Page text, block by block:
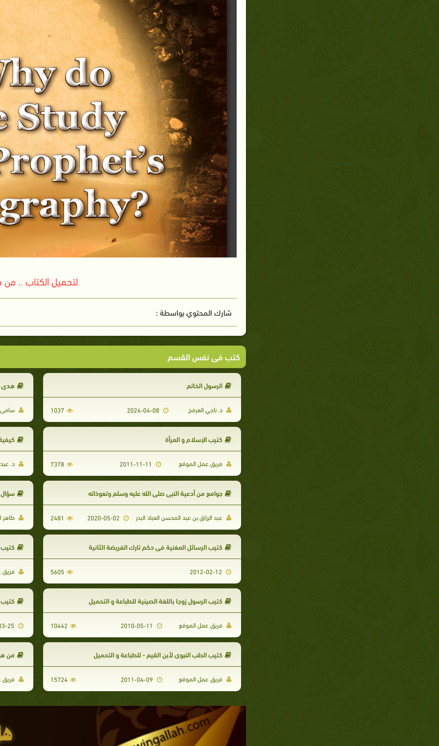
لتحميل الكتاب .. من
شارك المحتوي بواسطة :
كتب فى نفس القسم
الرسول الخاتم
د. ناجي العرفج 2024-04-08
1037
هدى
سامى
كتيب الإسلام و المرأة
فريق عمل الموقع 7378 د.
جوامع من أدعية النبي صلى الله عليه وسلم وتعوذاته
عبد الرزاق بن عبد المحسن العباد البدر 2481
سؤال
طاهر
كتيب الرسائل المغنية في حكم تارك الفريضة الثانية
5605
كتيب
فريق
كتيب الرسول زوجا باللغة الصينية للطباعة و التحميل
فريق عمل الموقع 10442
كتيب
2015-03-25
كتيب الطب النبوي لأبن القيم - للطباعة و التحميل
فريق عمل الموقع 15724
من
فريق